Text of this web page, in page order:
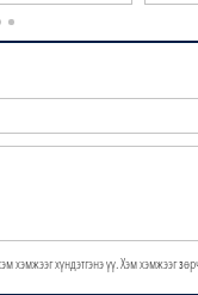
хэмжээг хүндэтгэнэ үү. Хэм хэмжээг